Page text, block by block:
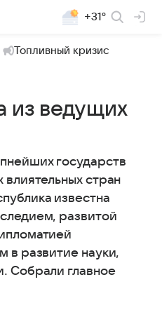
+31°
Топливный кризис
из ведущих
государств
влиятельных стран
известна
развитой
в развитие науки,
Собрали главное